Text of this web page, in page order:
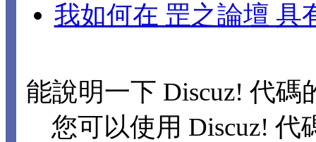
我如何在 罡之論壇 具
能說明一下 Discuz! 代碼
您可以使用 Discuz! 代